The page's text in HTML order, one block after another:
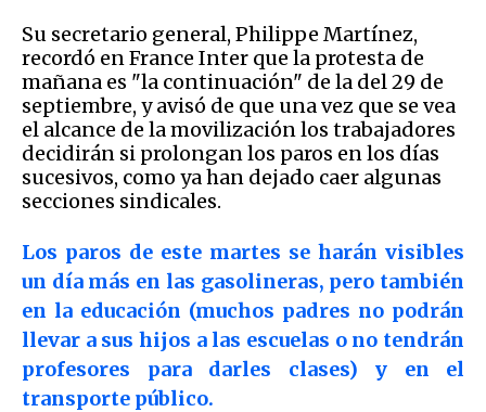
Su secretario general, Philippe Martínez,
recordó en France Inter que la protesta de
mañana es "la continuación" de la del 29 de
septiembre, y avisó de que una vez que se vea
el alcance de la movilización los trabajadores
decidirán si prolongan los paros en los días
sucesivos, como ya han dejado caer algunas
secciones sindicales.
Los paros de este martes se harán visibles
un día más en las gasolineras, pero también
en la educación (muchos padres no podrán
llevar a sus hijos a las escuelas o no tendrán
profesores para darles clases) y en el
transporte público.